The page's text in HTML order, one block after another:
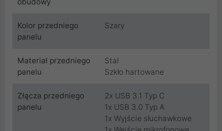
Kolor przedniego
panelu
Szary
Materiał przedniego
panelu
Stal
Szkło hartowane
Złącza przedniego
panelu
2x USB 3.1 Typ C
1x USB 3.0 Typ A
1x Wyjście słuchawkowe